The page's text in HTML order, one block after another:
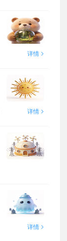
详情 >
详情 >
详情 >